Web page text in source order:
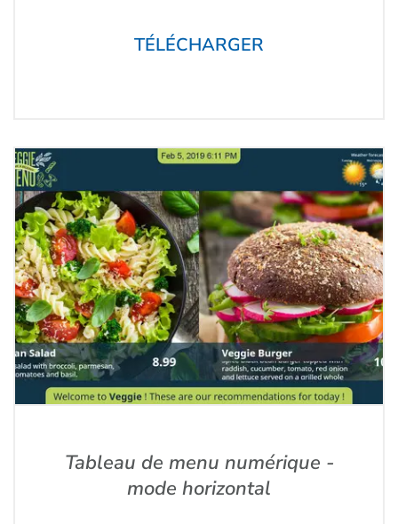
TÉLÉCHARGER
Tableau de menu numérique -
mode horizontal